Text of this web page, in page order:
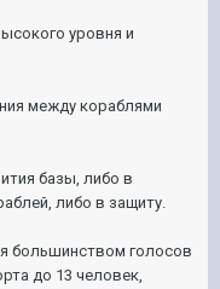
уровня и
между кораблями
базы, либо в
либо в защиту.
большинством голосов
до 13 человек,